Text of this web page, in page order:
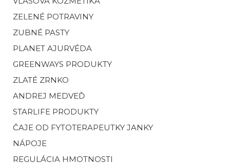
ZELENÉ POTRAVINY
ZUBNÉ PASTY
PLANET AJURVÉDA
GREENWAYS PRODUKTY
ZLATÉ ZRNKO
ANDREJ MEDVEĎ
STARLIFE PRODUKTY
ČAJE OD FYTOTERAPEUTKY JANKY
NÁPOJE
REGULÁCIA HMOTNOSTI